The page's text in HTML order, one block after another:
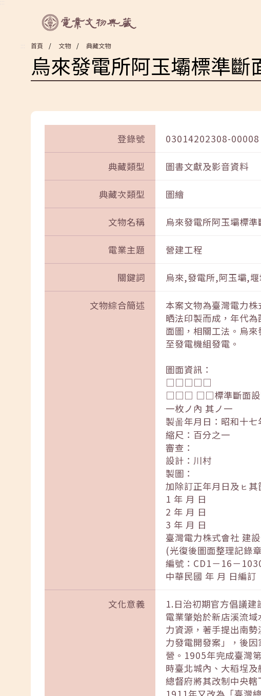
首頁 文物 典藏文物
烏來發電所阿玉壩標準斷
登錄號 03014202308-00008
典藏類型 圖書文獻及影音資料
典藏次類型 圖繪
文物名稱 烏來發電所阿玉壩標
電業主題 營建工程
關鍵詞 烏來,發電所,阿玉壩,
文物綜合簡述
本案文物為臺灣電力
晒法印製而成，年代
面圖，相關工法。烏
至發電機組發電。
圖面資訊：
□□□□□
□□□ □□標準斷面設
一枚ノ內 其ノ一
製啚年月日：昭和十七
縮尺：百分之一
審查：
設計：川村
製圖：
加除訂正年月日及ㇶ其
1 年 月 日
2 年 月 日
3 年 月 日
臺灣電力株式會社 建
(光復後圖面整理記錄
編號：CD1－16－
中華民國 年 月 日編訂
文化意義
1.日治初期官方倡議
電業肇始於新店溪流
力資源，著手提出南
力發電開發案」，後
營。1905年完成臺灣
時臺北城內、大稻埕
總督府將其改制中央